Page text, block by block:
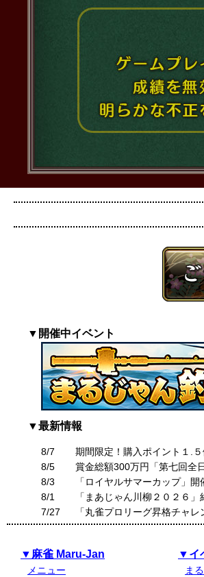
▼開催中イベント
▼最新情報
8/7
期間限定！購入ポイント１.
8/5
賞金総額300万円「第七回全
8/3
「ロイヤルサマーカップ」
8/1
「まあじゃん川柳２０２６
7/27
「丸雀プロリーグ昇格チャ
▼麻雀 Maru-Jan
メニュー
▼イ
ま